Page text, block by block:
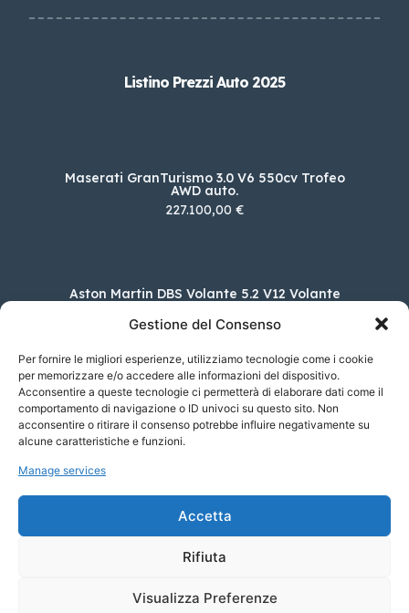
Gestione del Consenso
Per fornire le migliori esperienze, utilizziamo tecnologie come i cookie
per memorizzare e/o accedere alle informazioni del dispositivo.
Acconsentire a queste tecnologie ci permetterà di elaborare dati come il
comportamento di navigazione o ID univoci su questo sito. Non
acconsentire o ritirare il consenso potrebbe influire negativamente su
alcune caratteristiche e funzioni.
Manage services
Accetta
Rifiuta
Visualizza Preferenze
Listino Prezzi Auto 2025
Maserati GranTurismo 3.0 V6 550cv Trofeo
AWD auto.
227.100,00 €
Aston Martin DBS Volante 5.2 V12 Volante
Alfa Romeo Stelvio 2.2 TD 210 CV Ti AT8 Q4
63.150,00 €
Renault Mégane E-Tech Electric techno 220cv
comfort range AC7